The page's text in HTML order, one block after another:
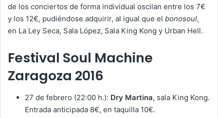
de los conciertos de forma individual oscilan entre los 7€
y los 12€, pudiéndose adquirir, al igual que el bonosoul,
en La Ley Seca, Sala López, Sala King Kong y Urban Hell.
Festival Soul Machine
Zaragoza 2016
27 de febrero (22:00 h.): Dry Martina, sala King Kong.
Entrada anticipada 8€, en taquilla 10€.